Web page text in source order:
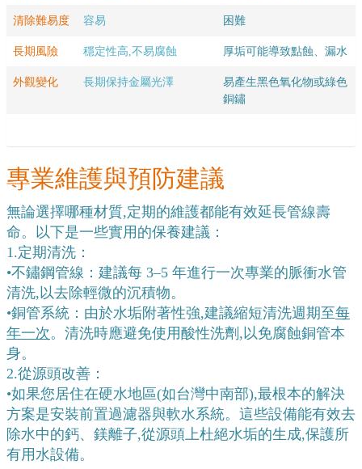
清除難易度 容易 困難
長期風險 穩定性高,不易腐蝕 厚垢可能導致點蝕、漏水
外觀變化 長期保持金屬光澤
易產生黑色氧化物或綠色
銅鏽
專業維護與預防建議
無論選擇哪種材質,定期的維護都能有效延長管線壽
命。以下是一些實用的保養建議：
1.定期清洗：
•不鏽鋼管線：建議每 3–5 年進行一次專業的脈衝水管
清洗,以去除輕微的沉積物。
•銅管系統：由於水垢附著性強,建議縮短清洗週期至每
年一次。清洗時應避免使用酸性洗劑,以免腐蝕銅管本
身。
2.從源頭改善：
•如果您居住在硬水地區(如台灣中南部),最根本的解決
方案是安裝前置過濾器與軟水系統。這些設備能有效去
除水中的鈣、鎂離子,從源頭上杜絕水垢的生成,保護所
有用水設備。